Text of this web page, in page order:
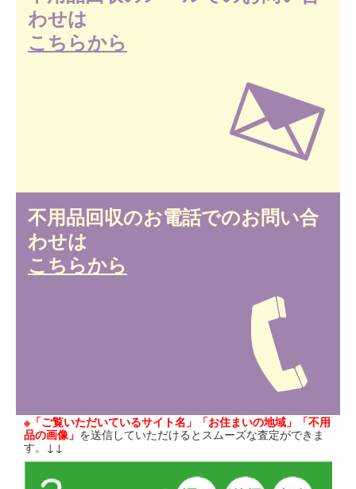
わせは
こちらから
不用品回収のお電話でのお問い合
わせは
こちらから
※「ご覧いただいているサイト名」「お住まいの地域」「不用
品の画像」 を送信していただけるとスムーズな査定ができま
す。↓↓